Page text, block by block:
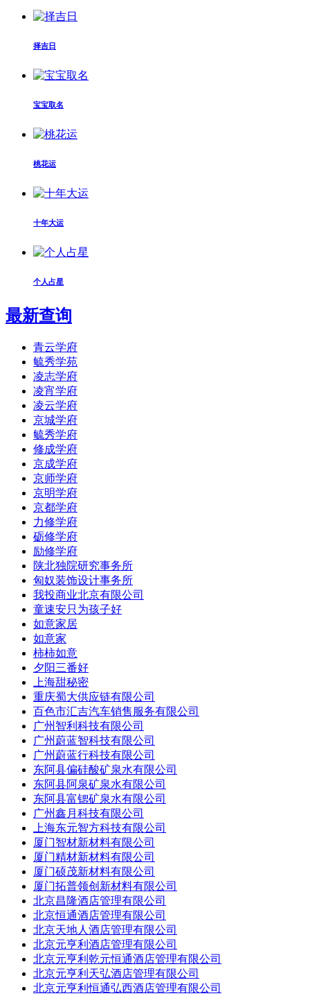
择吉日
宝宝取名
桃花运
十年大运
个人占星
最新查询
青云学府
毓秀学苑
凌志学府
凌宵学府
凌云学府
京城学府
毓秀学府
修成学府
京成学府
京师学府
京明学府
京都学府
力修学府
砺修学府
励修学府
陕北独院研究事务所
匈奴装饰设计事务所
我投商业北京有限公司
童速安只为孩子好
如意家居
如意家
柿柿如意
夕阳三番好
上海甜秘密
重庆蜀大供应链有限公司
百色市汇吉汽车销售服务有限公司
广州智利科技有限公司
广州蔚蓝智科技有限公司
广州蔚蓝行科技有限公司
东阿县偏硅酸矿泉水有限公司
东阿县阿泉矿泉水有限公司
东阿县富锶矿泉水有限公司
广州鑫月科技有限公司
上海东元智方科技有限公司
厦门智材新材料有限公司
厦门精材新材料有限公司
厦门硕茂新材料有限公司
厦门拓普领创新材料有限公司
北京昌隆酒店管理有限公司
北京恒通酒店管理有限公司
北京天地人酒店管理有限公司
北京元亨利酒店管理有限公司
北京元亨利乾元恒通酒店管理有限公司
北京元亨利天弘酒店管理有限公司
北京元亨利恒通弘西酒店管理有限公司